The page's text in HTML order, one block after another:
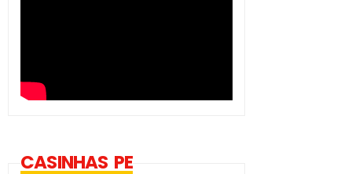
CASINHAS PE